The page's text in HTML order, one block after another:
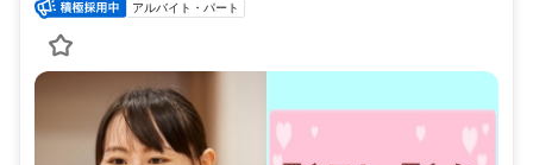
アルバイト・パート